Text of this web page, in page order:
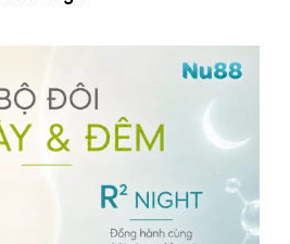
Đền 300%